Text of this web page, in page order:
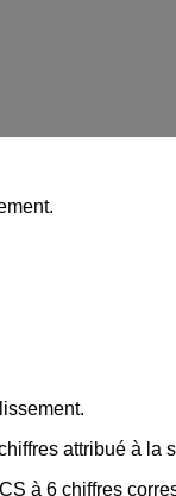
attribué à la
à 6 chiffres